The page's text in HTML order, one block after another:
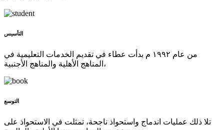
التأسيس
من عام ١٩٩٢ م بدأت عطاء في تقديم الخدمات التعليمية في
المناهج الأهلية والمناهج الأجنبية،
التوسع
تلا ذلك عمليات اندماج واستحواذ ناجحة، تمثلت في الاستحواذ على